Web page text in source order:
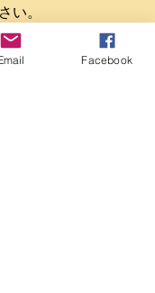
い。
っては、一斉メー
Facebook